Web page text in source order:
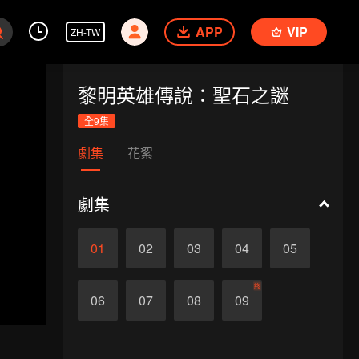
ZH-TW APP VIP
黎明英雄傳說：聖石之謎
全9集
劇集 花絮
劇集
01 02 03 04 05
06 07 08 09
終